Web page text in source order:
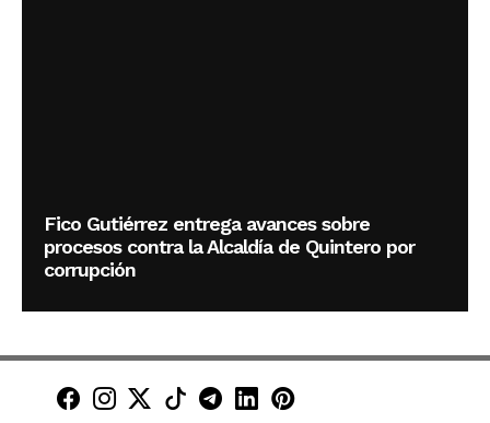
Fico Gutiérrez entrega avances sobre
procesos contra la Alcaldía de Quintero por
corrupción
Minuto30 en Facebook
Minuto30 en Instagram
Minuto30 en X (Twitter)
Minuto30 en TikTok
Canal de Minuto30 en
Minuto30 en LinkedIn
Minuto30 en